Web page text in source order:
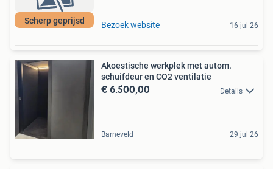
Scherp geprijsd Bezoek website 16 jul 26
Akoestische werkplek met autom.
schuifdeur en CO2 ventilatie
€ 6.500,00 Details
Barneveld 29 jul 26